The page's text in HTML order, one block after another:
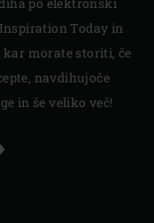
Today in
kar morate storiti, če
navdihujoče
in še veliko več!